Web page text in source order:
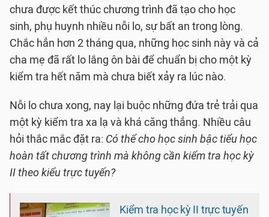
chưa được kết thúc chương trình đã tạo cho học
sinh, phụ huynh nhiều nỗi lo, sự bất an trong lòng.
Chắc hẳn hơn 2 tháng qua, những học sinh này và cả
cha mẹ đã rất lo lắng ôn bài để chuẩn bị cho một kỳ
kiểm tra hết năm mà chưa biết xảy ra lúc nào.
Nỗi lo chưa xong, nay lại buộc những đứa trẻ trải qua
một kỳ kiểm tra xa lạ và khá căng thẳng. Nhiều câu
hỏi thắc mắc đặt ra: Có thể cho học sinh bậc tiểu học
hoàn tất chương trình mà không cần kiểm tra học kỳ
II theo kiểu trực tuyến?
Kiểm tra học kỳ II trực tuyến